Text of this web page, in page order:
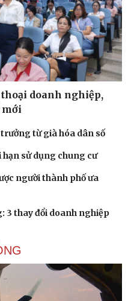
Đời sống
Nhà đẹp
Blog
Tình yêu - Gia đình
doanh nghiệp,
mới
từ già hóa dân số
hạn sử dụng chung cư
người thành phố ưa
3 thay đổi doanh nghiệp